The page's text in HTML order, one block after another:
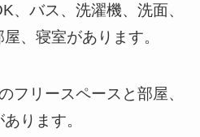
、バス、洗濯機、洗面、
、寝室があります。
フリースペースと部屋、
ります。